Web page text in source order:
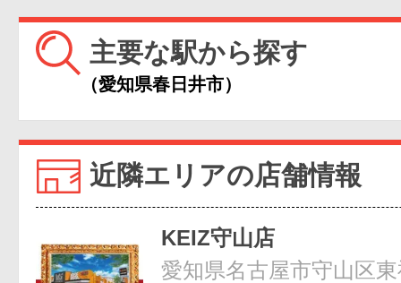
主要な駅から探す
（愛知県春日井市）
近隣エリアの店舗情報
KEIZ守山店
愛知県名古屋市守山区